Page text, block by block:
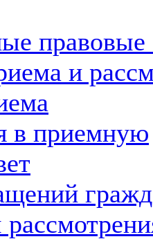
правовые
и
в приемную